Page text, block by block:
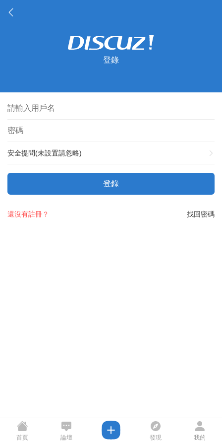
登錄
安全提問(未設置請忽略)
登錄
找回密碼
還沒有註冊？
首頁 論壇 發現 我的